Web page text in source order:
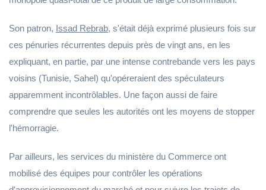
Son patron, Issad Rebrab, s'était déjà exprimé plusieurs fois sur
ces pénuries récurrentes depuis près de vingt ans, en les
expliquant, en partie, par une intense contrebande vers les pays
voisins (Tunisie, Sahel) qu'opéreraient des spéculateurs
apparemment incontrôlables. Une façon aussi de faire
comprendre que seules les autorités ont les moyens de stopper
l'hémorragie.
Par ailleurs, les services du ministère du Commerce ont
mobilisé des équipes pour contrôler les opérations